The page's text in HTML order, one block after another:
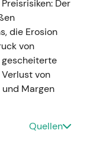
in den
1. Juni 2023.
nach
,[61]- Der
in
setzten
oder einer
Der
die Erosion
von
gescheiterte
von
Margen
Quellen